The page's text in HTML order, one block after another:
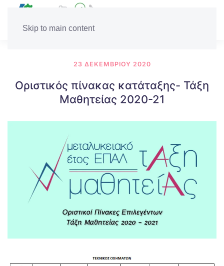
Skip to main content
23 ΔΕΚΕΜΒΡΊΟΥ 2020
Οριστικός πίνακας κατάταξης- Τάξη
Μαθητείας 2020-21